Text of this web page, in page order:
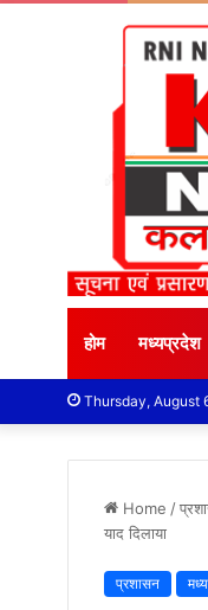
होम मध्यप्रदेश
Thursday, August
Home /
याद दिलाया
प्रशासन